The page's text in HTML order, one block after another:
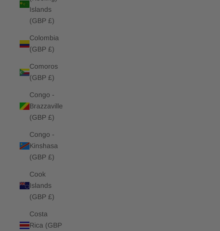
Islands
(GBP £)
Colombia
(GBP £)
Comoros
(GBP £)
Congo -
Brazzaville
(GBP £)
Congo -
Kinshasa
(GBP £)
Cook
Islands
(GBP £)
Costa
Rica (GBP